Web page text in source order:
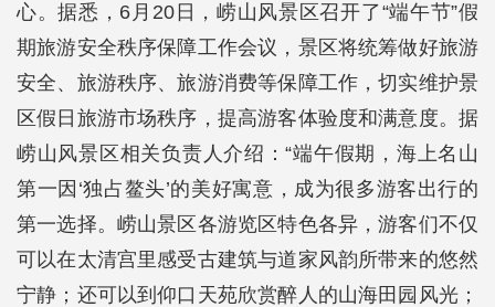
心。据悉，6月20日，崂山风景区召开了“端午节”假
期旅游安全秩序保障工作会议，景区将统筹做好旅游
安全、旅游秩序、旅游消费等保障工作，切实维护景
区假日旅游市场秩序，提高游客体验度和满意度。据
崂山风景区相关负责人介绍：“端午假期，海上名山
第一因‘独占鳌头’的美好寓意，成为很多游客出行的
第一选择。崂山景区各游览区特色各异，游客们不仅
可以在太清宫里感受古建筑与道家风韵所带来的悠然
宁静；还可以到仰口天苑欣赏醉人的山海田园风光；